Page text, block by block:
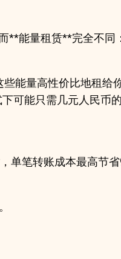
**能量租赁**完全不
能量高性价比地租给
可能只需几元人民币
单笔转账成本最高节